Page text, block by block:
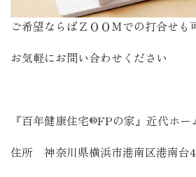
ご希望ならばＺＯＯＭでの打合せも
お気軽にお問い合わせください
『百年健康住宅®FPの家』近代ホー
住所 神奈川県横浜市港南区港南台